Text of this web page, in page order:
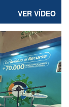
VER VÍDEO